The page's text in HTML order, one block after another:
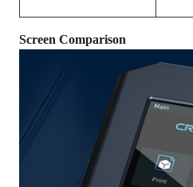
Screen Comparison